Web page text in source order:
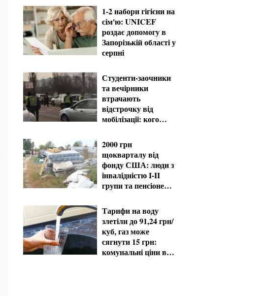
1-2 набори гігієни на
сім'ю: UNICEF
роздає допомогу в
Запорізькій області у
серпні
Студенти-заочники
та вечірники
втрачають
відстрочку від
мобілізації: кого
2000 грн
щокварталу від
фонду США: люди з
інвалідністю I-II
групи та пенсіонери
виплати
Тарифи на воду
злетіли до 91,24 грн/
куб, газ може
сягнути 15 грн:
комунальні ціни в